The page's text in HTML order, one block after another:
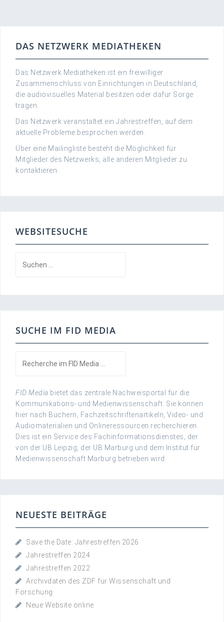
DAS NETZWERK MEDIATHEKEN
Das Netzwerk Mediatheken ist ein freiwilliger
Zusammenschluss von Einrichtungen in Deutschland,
die audiovisuelles Material besitzen oder dafür Sorge
tragen.
Das Netzwerk veranstaltet ein Jahrestreffen, auf dem
aktuelle Probleme besprochen werden.
Über eine Mailingliste besteht die Möglichkeit für
Mitglieder des Netzwerks, alle anderen Mitglieder zu
kontaktieren.
WEBSITESUCHE
nach:
SUCHE IM FID MEDIA
FID Media bietet das zentrale Nachweisportal für die
Kommunikations- und Medienwissenschaft. Sie können
hier nach Büchern, Fachzeitschriftenartikeln, Video- und
Audiomaterialien und Onlineressourcen recherchieren.
Dies ist ein Service des Fachinformationsdienstes, der
von der UB Leipzig, der UB Marburg und dem Institut für
Medienwissenschaft Marburg betrieben wird.
NEUESTE BEITRÄGE
Save the Date: Jahrestreffen 2026
Jahrestreffen 2024
Jahrestreffen 2022
Archivdaten des ZDF für Wissenschaft und
Forschung
Neue Website online